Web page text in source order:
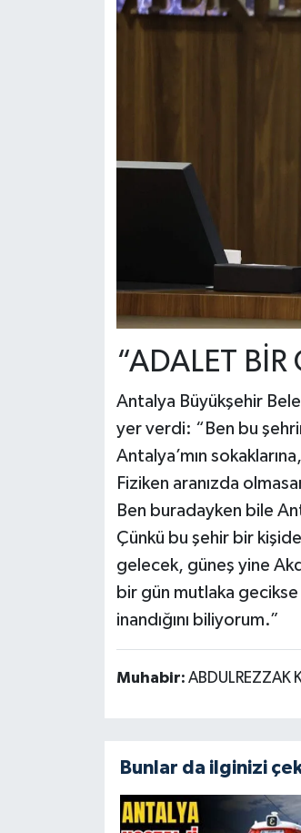
“ADALET
Antalya Büyükşehir
yer verdi: “Ben bu
Antalya’mın
Fiziken aranızda
Ben buradayken bile
Çünkü bu şehir bir
gelecek, güneş yine
bir gün mutlaka gecikse
inandığını biliyorum.”
Muhabir: ABDULREZZAK
Bunlar da ilginizi